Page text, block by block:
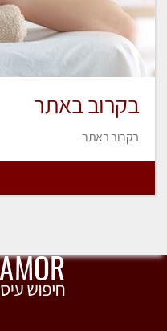
בקרוב באתר
בקרוב באתר